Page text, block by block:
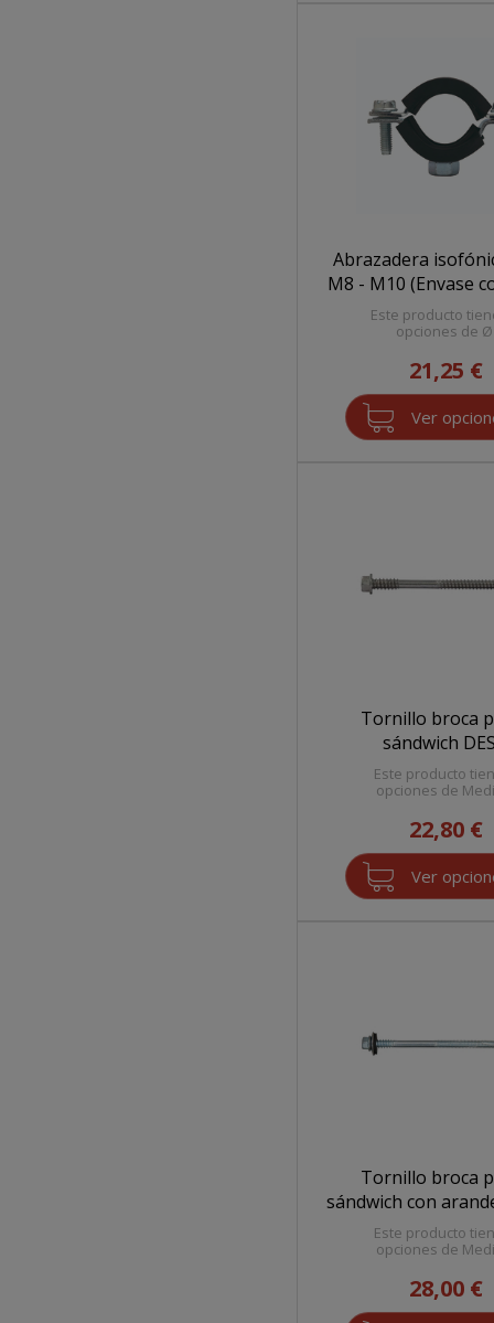
Abrazadera
M8 - M10 (Envase
Este producto
opciones de Ø
21,25 €
Ver
Tornillo broca
sándwich
Este producto
opciones de
22,80 €
Ver
Tornillo broca
sándwich con
Este producto
opciones de
28,00 €